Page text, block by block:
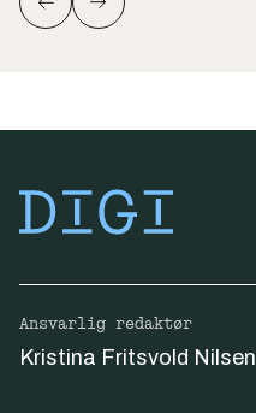
Ansvarlig redaktør
Kristina Fritsvold Nilsen